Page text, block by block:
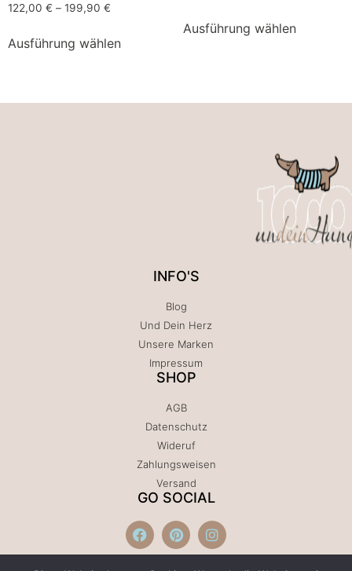
122,00 € – 199,90 €
Ausführung wählen
Ausführung wählen
INFO'S
Blog
Und Dein Herz
Unsere Marken
Impressum
SHOP
AGB
Datenschutz
Wideruf
Zahlungsweisen
Versand
GO SOCIAL